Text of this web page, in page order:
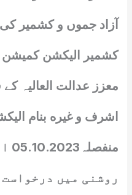
آزاد جموں و کشمیر
کشمیر الیکشن کمیشن
معزز عدالت العالیہ
اشرف و غیره بنام
روشنی میں